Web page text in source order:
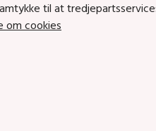
Podcasts
til at
om cookies